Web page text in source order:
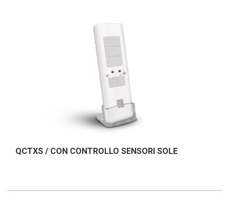
QCTXS / CON CONTROLLO SENSORI SOLE